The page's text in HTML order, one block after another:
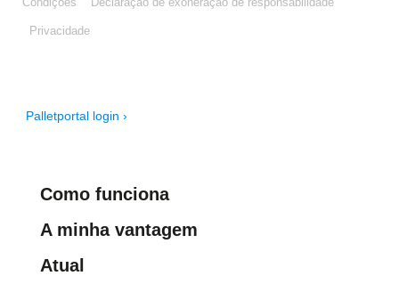
Privacidade
Palletportal login ›
Como funciona
A minha vantagem
Atual